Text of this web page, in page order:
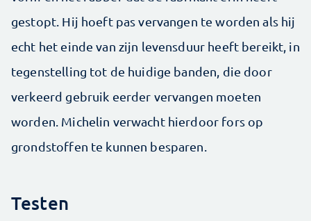
gestopt. Hij hoeft pas vervangen te worden als hij
echt het einde van zijn levensduur heeft bereikt, in
tegenstelling tot de huidige banden, die door
verkeerd gebruik eerder vervangen moeten
worden. Michelin verwacht hierdoor fors op
grondstoffen te kunnen besparen.
Testen